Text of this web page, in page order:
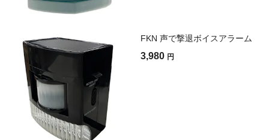
FKN 声で撃退ボイスアラーム
3,980 円